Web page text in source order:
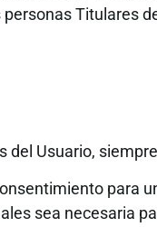
Titulares
del Usuario,
para
sea necesaria